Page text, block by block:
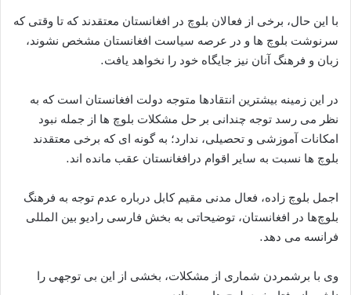
با این حال، برخی از فعالان بلوچ در افغانستان معتقدند که تا وقتی که
سرنوشت بلوچ ها و در عرصه سیاست افغانستان مشخص نشوند،
زبان و فرهنگ آنان نیز جایگاه خود را نخواهد یافت.
در این زمینه بیشترین انتقادها متوجه دولت افغانستان است که به
نظر می رسد توجه چندانی بر حل مشکلات بلوچ ها از جمله نبود
امکانات آموزشی و تحصیلی، ندارد؛ به گونه ای که برخی معتقدند
بلوچ ها نسبت به سایر اقوام درافغانستان عقب مانده اند.
اجمل بلوچ زاده، فعال مدنی مقیم کابل درباره عدم توجه به فرهنگ
بلوچ‌ها در افغانستان، توضیحاتی به بخش فارسی رادیو بین المللی
فرانسه می دهد.
وی با برشمردن شماری از مشکلات، بخشی از این بی توجهی را